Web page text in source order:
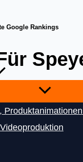
Google Rankings
bekommen Sie